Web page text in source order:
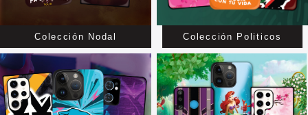
Colección Nodal Colección Politicos